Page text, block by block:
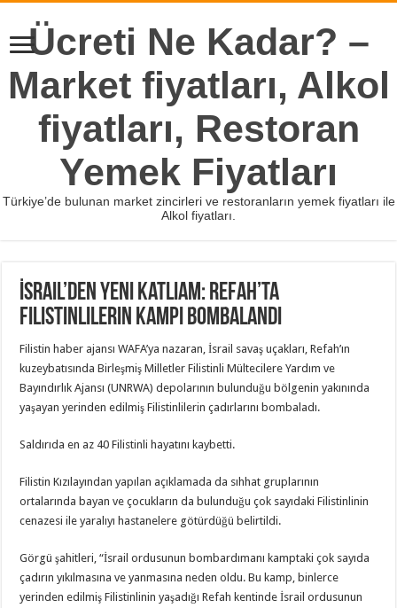
Ücreti Ne Kadar? –
Market fiyatları, Alkol
fiyatları, Restoran
Yemek Fiyatları
Türkiye’de bulunan market zincirleri ve restoranların yemek fiyatları ile
Alkol fiyatları.
İsrail’den yeni katliam: Refah’ta
Filistinlilerin kampı bombalandı
Filistin haber ajansı WAFA’ya nazaran, İsrail savaş uçakları, Refah’ın
kuzeybatısında Birleşmiş Milletler Filistinli Mültecilere Yardım ve
Bayındırlık Ajansı (UNRWA) depolarının bulunduğu bölgenin yakınında
yaşayan yerinden edilmiş Filistinlilerin çadırlarını bombaladı.
Saldırıda en az 40 Filistinli hayatını kaybetti.
Filistin Kızılayından yapılan açıklamada da sıhhat gruplarının
ortalarında bayan ve çocukların da bulunduğu çok sayıdaki Filistinlinin
cenazesi ile yaralıyı hastanelere götürdüğü belirtildi.
Görgü şahitleri, “İsrail ordusunun bombardımanı kamptaki çok sayıda
çadırın yıkılmasına ve yanmasına neden oldu. Bu kamp, binlerce
yerinden edilmiş Filistinlinin yaşadığı Refah kentinde İsrail ordusunun